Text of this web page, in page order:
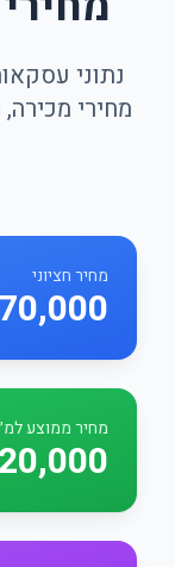
נתוני
מחירי
מחיר חציוני
מחיר ממוצע